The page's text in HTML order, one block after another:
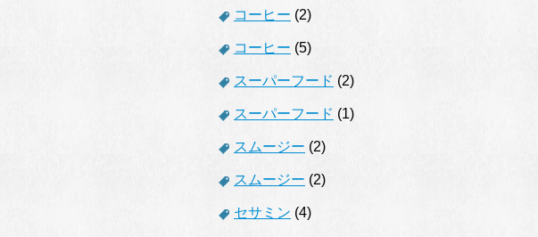
コーヒー (2)
コーヒー (5)
スーパーフード (2)
スーパーフード (1)
スムージー (2)
スムージー (2)
セサミン (4)